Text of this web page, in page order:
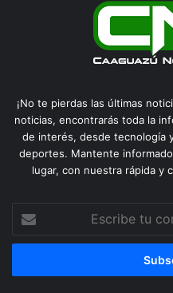
¡No te pierdas las últimas
noticias, encontrarás toda la
de interés, desde tecnología
deportes. Mantente
lugar, con nuestra rápida y
correo